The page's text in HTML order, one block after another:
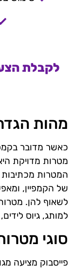
לקבלת
מהות
כאשר מדובר
מטרות מדויקת
המטרות מכתיבות
של הקמפיין,
לשאוף להן.
למותג, גיוס
סוגי
פייסבוק מציעה